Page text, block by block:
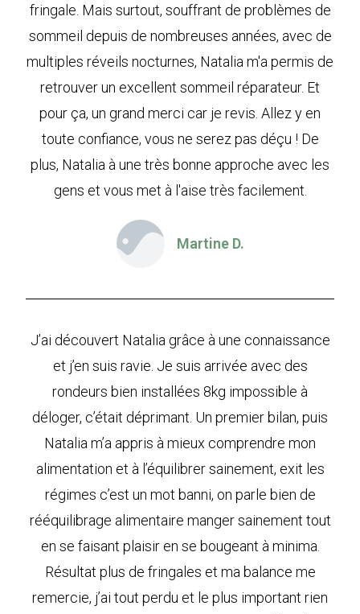
fringale. Mais surtout, souffrant de problèmes de
sommeil depuis de nombreuses années, avec de
multiples réveils nocturnes, Natalia m'a permis de
retrouver un excellent sommeil réparateur. Et
pour ça, un grand merci car je revis. Allez y en
toute confiance, vous ne serez pas déçu ! De
plus, Natalia à une très bonne approche avec les
gens et vous met à l'aise très facilement.
Martine D.
J’ai découvert Natalia grâce à une connaissance
et j’en suis ravie. Je suis arrivée avec des
rondeurs bien installées 8kg impossible à
déloger, c’était déprimant. Un premier bilan, puis
Natalia m’a appris à mieux comprendre mon
alimentation et à l’équilibrer sainement, exit les
régimes c’est un mot banni, on parle bien de
rééquilibrage alimentaire manger sainement tout
en se faisant plaisir en se bougeant à minima.
Résultat plus de fringales et ma balance me
remercie, j’ai tout perdu et le plus important rien